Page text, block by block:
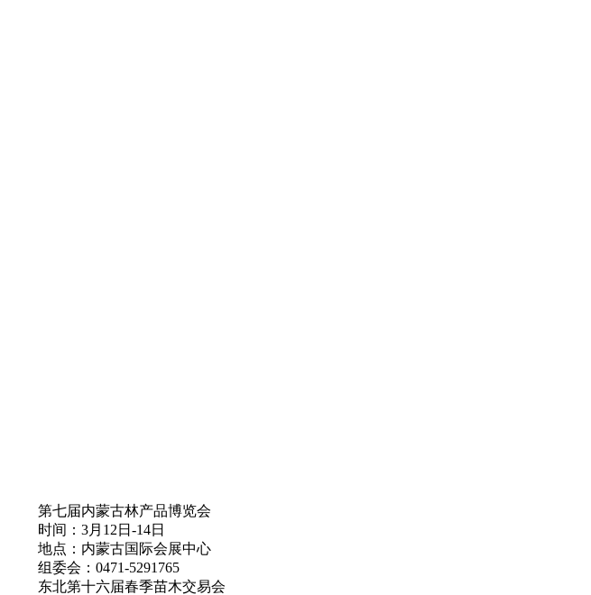
第七届内蒙古林产品博览会
时间：3月12日-14日
地点：内蒙古国际会展中心
组委会：0471-5291765
东北第十六届春季苗木交易会